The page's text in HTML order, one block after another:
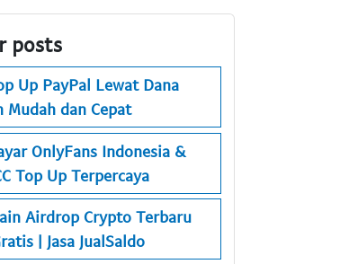
posts
Up PayPal Lewat Dana
Mudah dan Cepat
OnlyFans Indonesia &
Top Up Terpercaya
Airdrop Crypto Terbaru
| Jasa JualSaldo